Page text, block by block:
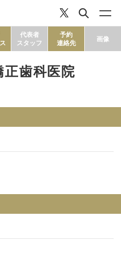
チェック
代表者
スタッフ
予約
連絡先
画像
歯科医院